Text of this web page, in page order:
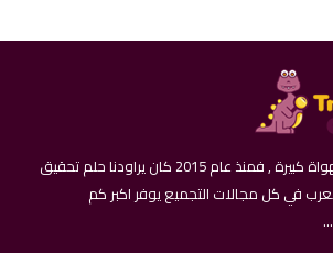
كانت دومًا احلامنا للهواة كبيرة , فمنذ عام 2015 كان يراودنا حلم تحقيق
في كل مجالات التجميع يوفر اكبر كم